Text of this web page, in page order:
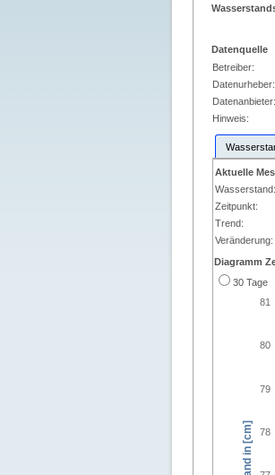
Datenquelle
Betreiber:
Datenurheber:
Datenanbieter:
Hinweis:
Aktuelle
Wasserstand:
Zeitpunkt:
Trend:
Veränderung:
Diagramm
30 Tage
78
79
80
81